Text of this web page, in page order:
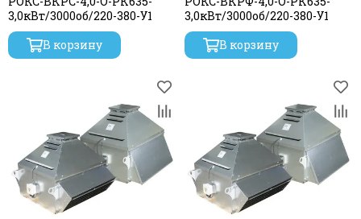
3,0кВт/3000об/220-380-У1
В корзину
3,0кВт/3000об/220-380-У1
В корзину